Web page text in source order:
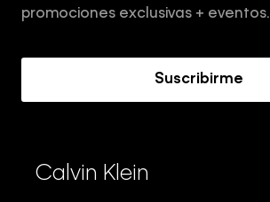
Términos y Condiciones
promociones exclusivas + eventos.
Suscribirme
Calvin Klein